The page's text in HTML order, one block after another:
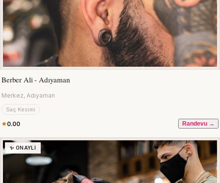
Berber Ali - Adıyaman
Merkez, Adıyaman
Saç Kesimi
0.00 Randevu →
✨ ONAYLI